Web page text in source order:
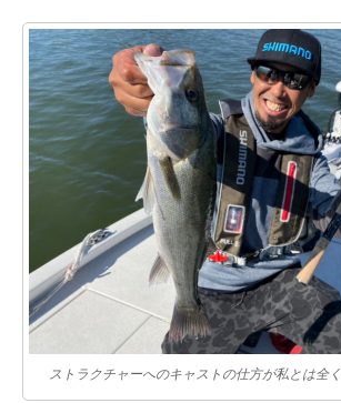
ストラクチャーへのキャストの仕方が私とは全